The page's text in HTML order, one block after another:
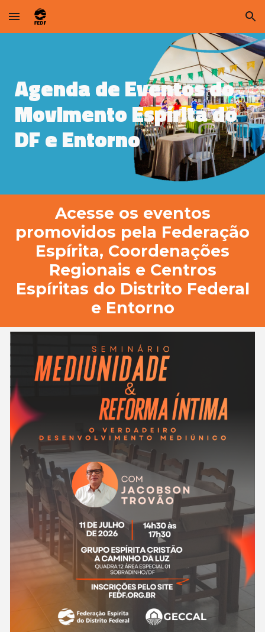
Skip to main content Skip to navigation
Agenda de Eventos do
Movimento Espírita do
DF e Entorno
Acesse os eventos
promovidos pela Federação
Espírita, Coordenações
Regionais e Centros
Espíritas do Distrito Federal
e Entorno